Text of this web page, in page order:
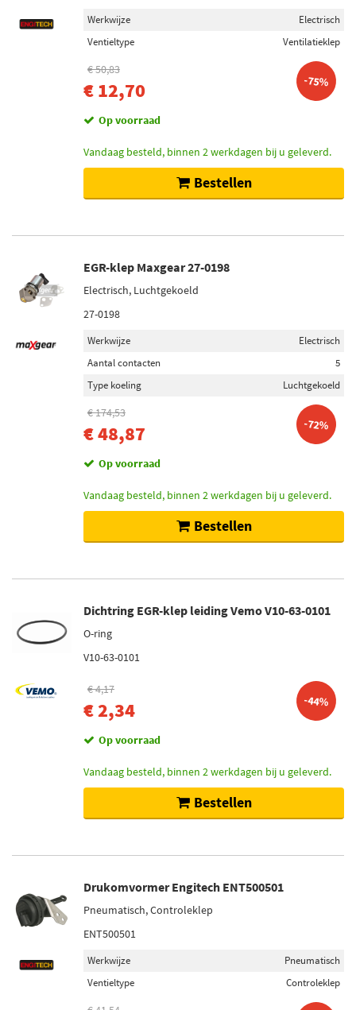
Werkwijze
Electrisch
Ventieltype
Ventilatieklep
€ 50,83
€ 12,70 -75%
Op voorraad
Vandaag besteld, binnen 2 werkdagen bij u geleverd.
Bestellen
EGR-klep Maxgear 27-0198
Electrisch, Luchtgekoeld
27-0198
Werkwijze
Electrisch
Aantal contacten
5
Type koeling
Luchtgekoeld
€ 174,53
€ 48,87 -72%
Op voorraad
Vandaag besteld, binnen 2 werkdagen bij u geleverd.
Bestellen
Dichtring EGR-klep leiding Vemo V10-63-0101
O-ring
V10-63-0101
€ 4,17
€ 2,34 -44%
Op voorraad
Vandaag besteld, binnen 2 werkdagen bij u geleverd.
Bestellen
Drukomvormer Engitech ENT500501
Pneumatisch, Controleklep
ENT500501
Werkwijze
Pneumatisch
Ventieltype
Controleklep